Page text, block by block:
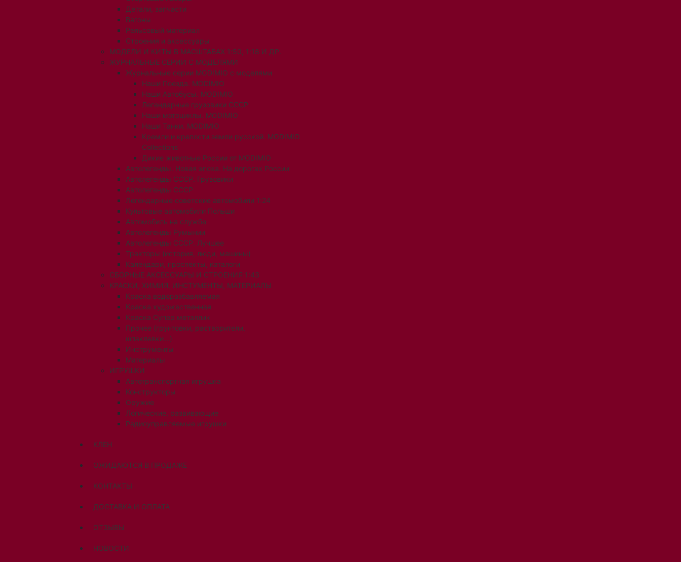
Детали, запчасти
Вагоны
Рельсовый материал
Строения и аксессуары
МОДЕЛИ И КИТЫ В МАСШТАБАХ 1:50, 1:18 И ДР.
ЖУРНАЛЬНЫЕ СЕРИИ С МОДЕЛЯМИ
Журнальные серии MODIMIO с моделями
Наши Поезда. MODIMIO
Наши Автобусы. MODIMIO
Легендарные грузовики СССР
Наши мотоциклы. MODIMIO
Наши Танки. MODIMIO
Кремли и крепости земли русской. MODIMIO
Collections
Дикие животные России от MODIMIO
Автолегенды. Новая эпоха. На дорогах России
Автолегенды СССР. Грузовики
Автолегенды СССР
Легендарные советские автомобили 1:24
Культовые автомобили Польши
Автомобиль на службе
Автолегенды Румынии
Автолегенды СССР. Лучшее
Тракторы (история, люди, машины)
Календари, проспекты, каталоги
СБОРНЫЕ АКСЕССУАРЫ И СТРОЕНИЯ 1:43
КРАСКИ, ХИМИЯ, ИНСТУМЕНТЫ, МАТЕРИАЛЫ
Краска водоразбавляемая
Краска художественная
Краска Супер металлик
Прочее (грунтовки, растворители,
шпаклевки...)
Инструменты
Материалы
ИГРУШКИ
Автотранспортная игрушка
Конструкторы
Оружие
Логические, развивающие
Радиоуправляемые игрушки
КЛЕН
ОЖИДАЮТСЯ В ПРОДАЖЕ
КОНТАКТЫ
ДОСТАВКА И ОПЛАТА
ОТЗЫВЫ
НОВОСТИ